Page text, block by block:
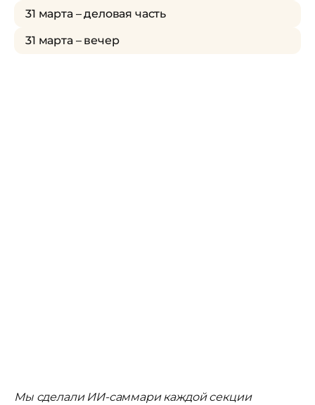
31 марта – деловая часть
31 марта – вечер
Мы сделали ИИ-саммари каждой секции